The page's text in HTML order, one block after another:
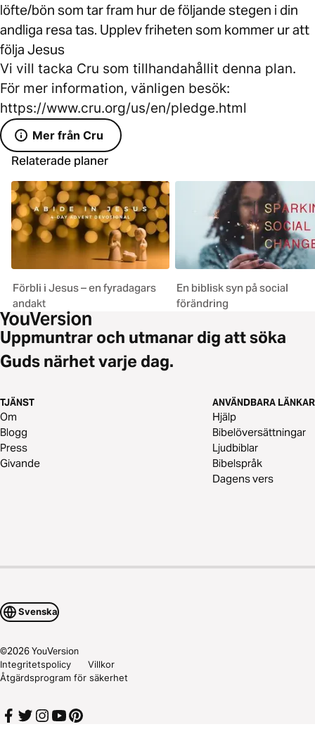
löfte/bön som tar fram hur de följande stegen i din
andliga resa tas. Upplev friheten som kommer ur att
följa Jesus
Vi vill tacka Cru som tillhandahållit denna plan.
För mer information, vänligen besök:
https://www.cru.org/us/en/pledge.html
Mer från Cru
Relaterade planer
Förbli i Jesus – en fyradagars
andakt
En biblisk syn på social
förändring
Uppmuntrar och utmanar dig att söka
Guds närhet varje dag.
TJÄNST
Om
Blogg
Press
Givande
ANVÄNDBARA LÄNKAR
Hjälp
Bibelöversättningar
Ljudbiblar
Bibelspråk
Dagens vers
Svenska
©2026YouVersion
Integritetspolicy
Villkor
Åtgärdsprogram för säkerhet